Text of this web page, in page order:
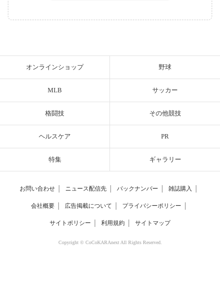
オンラインショップ 野球
MLB サッカー
格闘技 その他競技
ヘルスケア PR
特集 ギャラリー
お問い合わせ ニュース配信先 バックナンバー 雑誌購入
会社概要 広告掲載について プライバシーポリシー
サイトポリシー 利用規約 サイトマップ
Copyright © CoCoKARAnext All Rights Reserved.